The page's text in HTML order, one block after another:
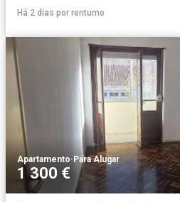
Há 2 dias por rentumo
Apartamento· Para Alugar
1 300 €